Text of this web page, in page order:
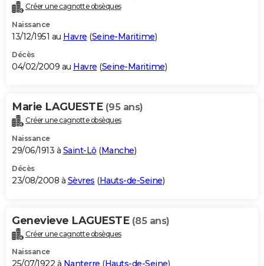
Créer une cagnotte obsèques
Naissance
13/12/1951 au Havre (Seine-Maritime)
Décès
04/02/2009 au Havre (Seine-Maritime)
Marie LAGUESTE (95 ans)
Créer une cagnotte obsèques
Naissance
29/06/1913 à Saint-Lô (Manche)
Décès
23/08/2008 à Sèvres (Hauts-de-Seine)
Genevieve LAGUESTE (85 ans)
Créer une cagnotte obsèques
Naissance
25/07/1922 à Nanterre (Hauts-de-Seine)